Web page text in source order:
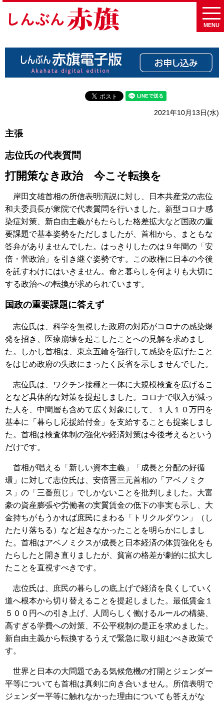
MENU
2021年10月13日(水)
主張
志位氏の代表質問
打開策なき政治 今こそ転換を
岸田文雄首相の所信表明演説に対し、日本共産党の志位
和夫委員長が衆院で代表質問を行いました。新型コロナ感
染症対策、新自由主義がもたらした格差拡大など国政の重
要課題で基本姿勢をただしましたが、首相から、まともな
答弁がありませんでした。はっきりしたのは９年間の「安
倍・菅政治」を引き継ぐ姿勢です。この政権に日本の今後
を託すわけにはいきません。命と暮らしを何よりも大切に
する政治への転換が求められています。
国政の重要課題に答えず
志位氏は、科学を無視した政府の対応がコロナの感染爆
発を招き、医療崩壊を起こしたことへの見解を求めまし
た。しかし首相は、東京五輪を強行して感染を広げたこと
をはじめ政府の失政にまったく反省を示しませんでした。
志位氏は、ワクチン接種と一体に大規模検査を広げるこ
となど具体的な対策を提起しました。コロナで収入が減っ
た人を、中間層も含めて広く対象にして、１人１０万円を
基本に「暮らし応援給付金」を支給することも提案しまし
た。首相は検査体制の強化や経済対策は今後考えるという
だけです。
首相が唱える「新しい資本主義」「成長と分配の好循
環」に対して志位氏は、安倍晋三元首相の「アベノミク
ス」の「三番煎じ」でしかないことを批判しました。大富
豪の資産膨張や労働者の実質賃金の低下の事実も示し、大
金持ちがもうかれば庶民にまわる「トリクルダウン」（し
たたり落ちる）など起きなかったことを明らかにしまし
た。首相はアベノミクスが成長と日本経済の体質強化をも
たらしたと開き直りましたが、貧富の格差が劇的に拡大し
たことを直視すべきです。
志位氏は、庶民の暮らしの底上げで経済を良くしていく
道へ根本から切り替えることを提起しました。最低賃金１
５００円への引き上げ、人間らしく働けるルールの構築、
高すぎる学費への対策、不公平税制の是正を求めました。
新自由主義から転換するうえで緊急に取り組むべき政策で
す。
世界と日本の大問題である気候危機の打開とジェンダー
平等についても首相は真剣に向き合いません。所信表明で
ジェンダー平等に触れなかった理由についても答えがな